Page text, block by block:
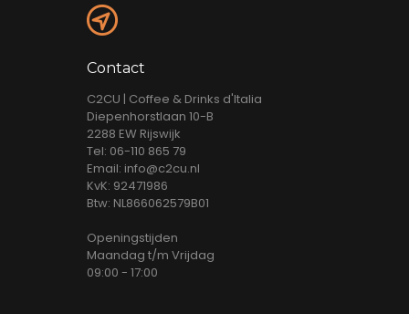
Contact
C2CU | Coffee & Drinks d'Italia
Diepenhorstlaan 10-B
2288 EW Rijswijk
Tel: 06-110 865 79
Email: info@c2cu.nl
KvK: 92471986
Btw: NL866062579B01
Openingstijden
Maandag t/m Vrijdag
09:00 - 17:00